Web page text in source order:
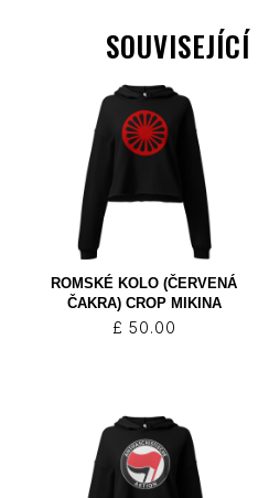
ROMSKÉ KOLO (ČERVENÁ
ČAKRA) CROP MIKINA
£ 50.00